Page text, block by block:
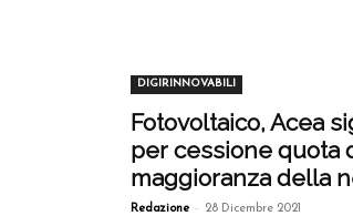
DIGIRINNOVABILI
Fotovoltaico, Acea
per cessione quota
maggioranza della
Redazione - 28 Dicembre 2021